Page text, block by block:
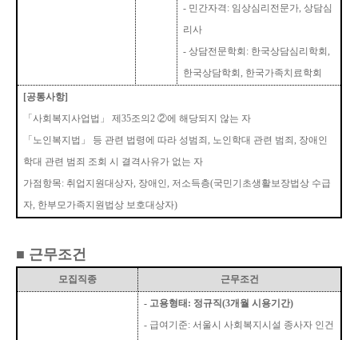
- 민간자격 : 임상심리전문가, 상담심
리사
- 상담전문학회 : 한국상담심리학회 ,
한국상담학회 , 한국가족치료학회
[공통사항]
「 사회복지사업법 」 제 35조의 2 ②에 해당되지 않는 자
「 노인복지법 」 등 관련 법령에 따라 성범죄 , 노인학대 관련 범죄 , 장애인
학대 관련 범죄 조회 시 결격사유가 없는 자
가점항목: 취업지원대상자, 장애인, 저소득층(국민기초생활보장법상 수급
자, 한부모가족지원법상 보호대상자)
■ 근무조건
모집직종 근무조건
- 고용형태 : 정규직(3개월 시용기간)
- 급여기준: 서울시 사회복지시설 종사자 인건